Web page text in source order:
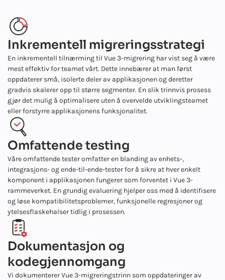
Inkrementell migreringsstrategi
En inkrementell tilnærming til Vue 3-migrering har vist seg å være
mest effektiv for teamet vårt. Dette innebærer at man først
oppdaterer små, isolerte deler av applikasjonen og deretter
gradvis skalerer opp til større segmenter. En slik trinnvis prosess
gjør det mulig å optimalisere uten å overvelde utviklingsteamet
eller forstyrre applikasjonens funksjonalitet.
Omfattende testing
Våre omfattende tester omfatter en blanding av enhets-,
integrasjons- og ende-til-ende-tester for å sikre at hver enkelt
komponent i applikasjonen fungerer som forventet i Vue 3-
rammeverket. En grundig evaluering hjelper oss med å identifisere
og løse kompatibilitetsproblemer, funksjonelle regresjoner og
ytelsesflaskehalser tidlig i prosessen.
Dokumentasjon og
kodegjennomgang
Vi dokumenterer Vue 3-migreringstrinn som oppdateringer av